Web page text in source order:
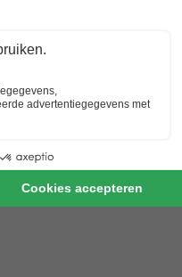
tot 17:00 uur
accommodatie.